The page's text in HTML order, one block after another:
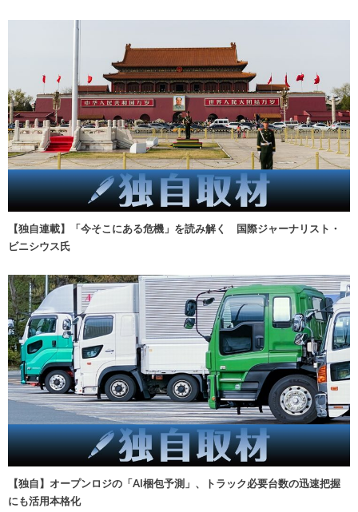
【独自連載】「今そこにある危機」を読み解く 国際ジャーナリスト・
ビニシウス氏
【独自】オープンロジの「AI梱包予測」、トラック必要台数の迅速把握
にも活用本格化